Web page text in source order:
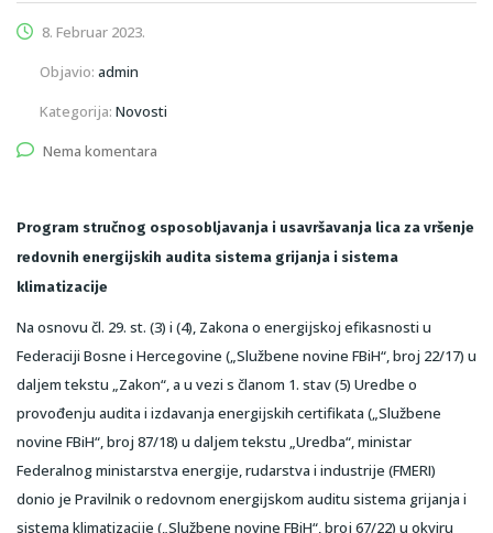
8. Februar 2023.
Objavio: admin
Kategorija: Novosti
Nema komentara
Program stručnog osposobljavanja i usavršavanja lica za vršenje
redovnih energijskih audita sistema grijanja i sistema
klimatizacije
Na osnovu čl. 29. st. (3) i (4), Zakona o energijskoj efikasnosti u
Federaciji Bosne i Hercegovine („Službene novine FBiH“, broj 22/17) u
daljem tekstu „Zakon“, a u vezi s članom 1. stav (5) Uredbe o
provođenju audita i izdavanja energijskih certifikata („Službene
novine FBiH“, broj 87/18) u daljem tekstu „Uredba“, ministar
Federalnog ministarstva energije, rudarstva i industrije (FMERI)
donio je Pravilnik o redovnom energijskom auditu sistema grijanja i
sistema klimatizacije („Službene novine FBiH“, broj 67/22) u okviru